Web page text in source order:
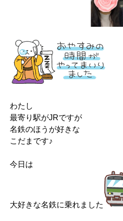
わたし
最寄り駅がJRですが
名鉄のほうが好きな
こだまです♪
今日は
大好きな名鉄に乗れました